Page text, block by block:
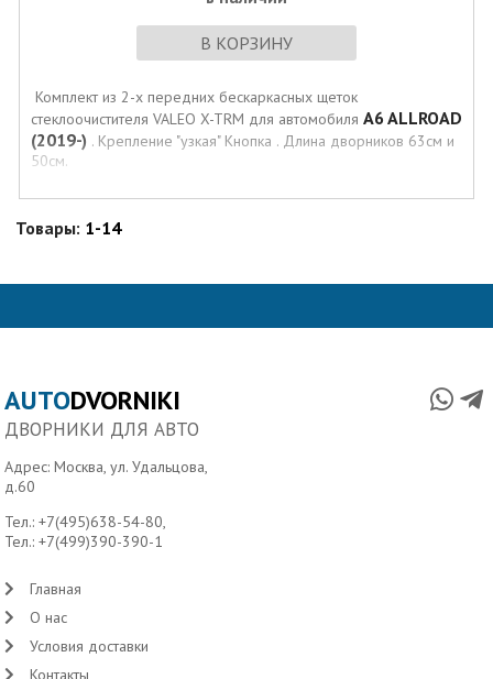
В КОРЗИНУ
Комплект из 2-х передних бескаркасных щеток
стеклоочистителя VALEO X-TRM для автомобиля A6 ALLROAD
(2019-) . Крепление "узкая" Кнопка . Длина дворников 63см и
50см.
Товары: 1-14
AUTODVORNIKI
ДВОРНИКИ ДЛЯ АВТО
Адрес: Москва, ул. Удальцова,
д.60
Тел.:+7(495)638-54-80,
Тел.:+7(499)390-390-1
Главная
О нас
Условия доставки
Контакты